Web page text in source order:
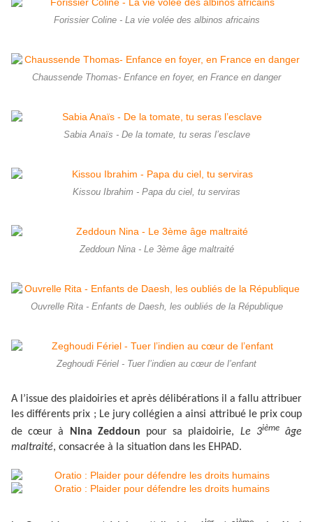
Forissier Coline - La vie volée des albinos africains
Chaussende Thomas- Enfance en foyer, en France en danger
Sabia Anaïs - De la tomate, tu seras l’esclave
Kissou Ibrahim - Papa du ciel, tu serviras
Zeddoun Nina - Le 3ème âge maltraité
Ouvrelle Rita - Enfants de Daesh, les oubliés de la République
Zeghoudi Fériel - Tuer l’indien au cœur de l’enfant
A l’issue des plaidoiries et après délibérations il a fallu attribuer
les différents prix ; Le jury collégien a ainsi attribué le prix coup
de cœur à
Nina Zeddoun pour sa plaidoirie, Le 3ièmeâge
maltraité, consacrée à la situation dans les EHPAD.